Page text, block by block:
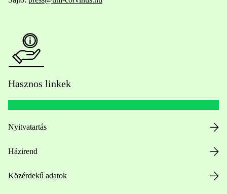
Hasznos linkek
Nyitvatartás
Házirend
Közérdekű adatok